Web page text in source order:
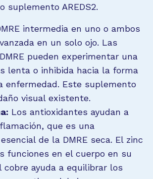
suplemento AREDS2.
intermedia en uno o ambos
en un solo ojo. Las
pueden experimentar una
lenta o inhibida hacia la forma
enfermedad. Este suplemento
visual existente.
Los antioxidantes ayudan a
que es una
de la DMRE seca. El zinc
funciones en el cuerpo en su
cobre ayuda a equilibrar los